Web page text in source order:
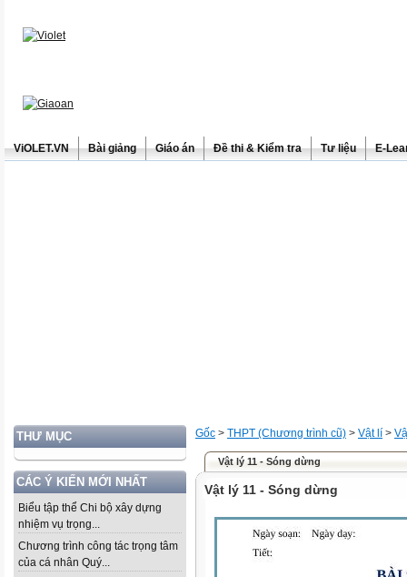
ViOLET.VN Bài giảng Giáo án Đề thi & Kiểm tra Tư liệu E-
THƯ MỤC
CÁC Ý KIẾN MỚI NHẤT
Biểu tập thể Chi bộ xây dựng
nhiệm vụ trọng...
Chương trình công tác trọng tâm
của cá nhân Quý...
Gốc > THPT (Chương trình cũ) > Vật lí >
Vật lý 11 - Sóng dừng
Vật lý 11 - Sóng dừng